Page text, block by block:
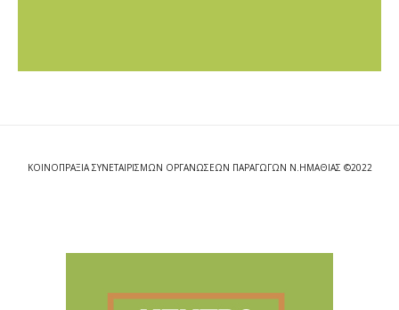
ΚΟΙΝΟΠΡΑΞΙΑ ΣΥΝΕΤΑΙΡΙΣΜΩΝ ΟΡΓΑΝΩΣΕΩΝ ΠΑΡΑΓΩΓΩΝ Ν.ΗΜΑΘΙΑΣ ©2022